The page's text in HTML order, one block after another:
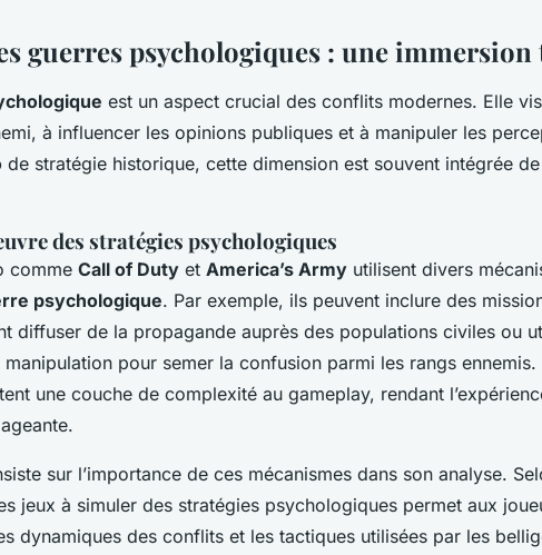
guerres psychologiques : une immersion
est un aspect crucial des conflits modernes. Elle
à influencer les opinions publiques et à manipuler les
de stratégie historique, cette dimension est souvent intégrée
des stratégies psychologiques
comme Call of Duty et America’s Army utilisent divers
psychologique. Par exemple, ils peuvent inclure des
diffuser de la propagande auprès des populations civiles ou
pour semer la confusion parmi les rangs ennemis.
une couche de complexité au gameplay, rendant
sur l’importance de ces mécanismes dans son analyse.
jeux à simuler des stratégies psychologiques permet aux
dynamiques des conflits et les tactiques utilisées par les